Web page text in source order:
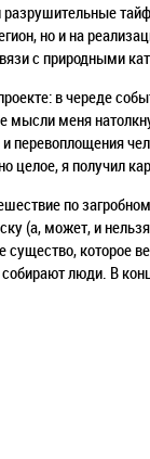
но и на
с природными
в череде
меня
перевоплощения
целое, я получил
по
(а, может, и
существо, которое
люди. В